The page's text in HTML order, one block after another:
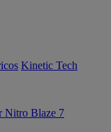
Kinetic Tech
Nitro Blaze 7